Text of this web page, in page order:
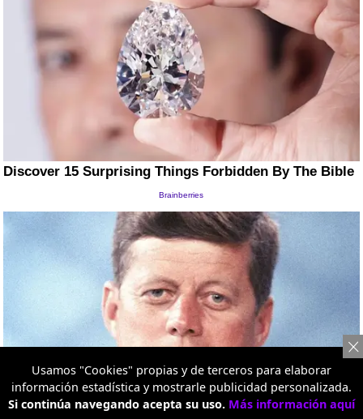
Usamos "Cookies" propias y de terceros para elaborar
información estadística y mostrarle publicidad personalizada.
Si continúa navegando acepta su uso. Más información aquí